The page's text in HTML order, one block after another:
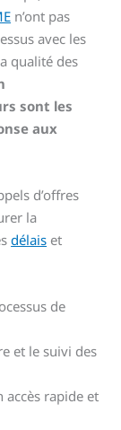
n’ont pas
avec les
qualité des
sont les
aux
d’offres
la
délais et
de
et le suivi des
rapide et